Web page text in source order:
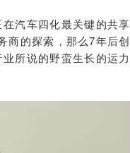
汽车四化最关键的共享
商的探索，那么7年后创
所说的野蛮生长的运力